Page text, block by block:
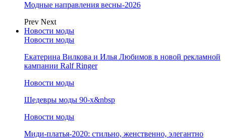
Модные направления весны-2026
Prev Next
Новости моды
Новости моды
Екатерина Вилкова и Илья Любимов в новой рекламной
кампании Ralf Ringer
Новости моды
Шедевры моды 90-х&nbsp
Новости моды
Миди-платья-2020: стильно, женственно, элегантно